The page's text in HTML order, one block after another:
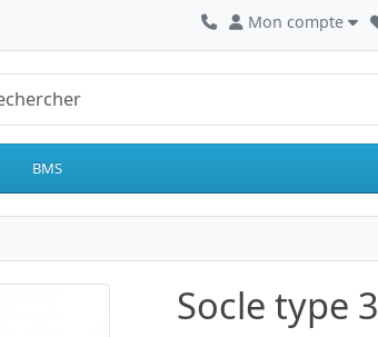
Mon compte
BMS
Socle type 3